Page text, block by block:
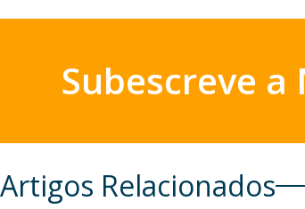
Subescreve
Artigos Relacionados